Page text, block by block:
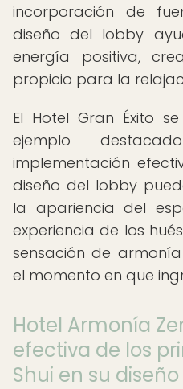
incorporación de
diseño del lobby
energía positiva,
propicio para la
El Hotel Gran Éxito
ejemplo
implementación
diseño del lobby
la apariencia del
experiencia de los
sensación de
el momento en que
Hotel Armonía
efectiva de los
Shui en su